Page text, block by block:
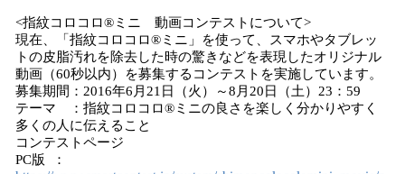
<指紋コロコロ®ミニ 動画コンテストについて>
現在、「指紋コロコロ®ミニ」を使って、スマホやタブレッ
トの皮脂汚れを除去した時の驚きなどを表現したオリジナル
動画（60秒以内）を募集するコンテストを実施しています。
募集期間：2016年6月21日（火）～8月20日（土）23：59
テーマ ：指紋コロコロ®ミニの良さを楽しく分かりやすく
多くの人に伝えること
コンテストページ
PC版 ：